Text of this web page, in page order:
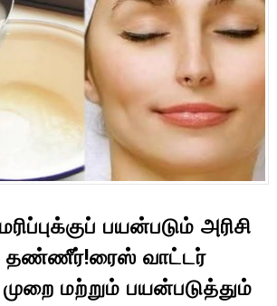
பயன்படும் அரிசி
தண்ணீர்!ரைஸ் வாட்டர்
முறை மற்றும் பயன்படுத்தும்